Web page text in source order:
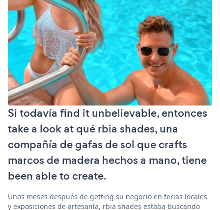
Si todavía find it unbelievable, entonces
take a look at qué rbia shades, una
compañía de gafas de sol que crafts
marcos de madera hechos a mano, tiene
been able to create.
Unos meses después de getting su negocio en ferias locales
y exposiciones de artesanía, rbia shades estaba buscando